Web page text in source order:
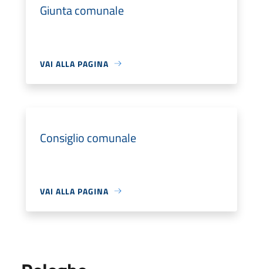
Giunta comunale
VAI ALLA PAGINA
Consiglio comunale
VAI ALLA PAGINA